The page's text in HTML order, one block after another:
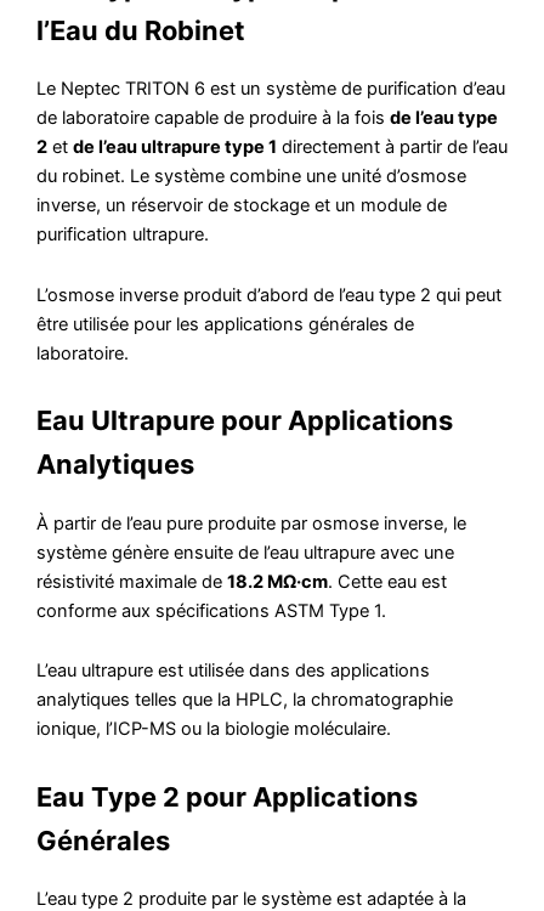
l’Eau du Robinet
Le Neptec TRITON 6 est un système de purification d’eau
de laboratoire capable de produire à la fois de l’eau type
2 et de l’eau ultrapure type 1 directement à partir de l’eau
du robinet. Le système combine une unité d’osmose
inverse, un réservoir de stockage et un module de
purification ultrapure.
L’osmose inverse produit d’abord de l’eau type 2 qui peut
être utilisée pour les applications générales de
laboratoire.
Eau Ultrapure pour Applications
Analytiques
À partir de l’eau pure produite par osmose inverse, le
système génère ensuite de l’eau ultrapure avec une
résistivité maximale de 18.2 MΩ·cm. Cette eau est
conforme aux spécifications ASTM Type 1.
L’eau ultrapure est utilisée dans des applications
analytiques telles que la HPLC, la chromatographie
ionique, l’ICP-MS ou la biologie moléculaire.
Eau Type 2 pour Applications
Générales
L’eau type 2 produite par le système est adaptée à la